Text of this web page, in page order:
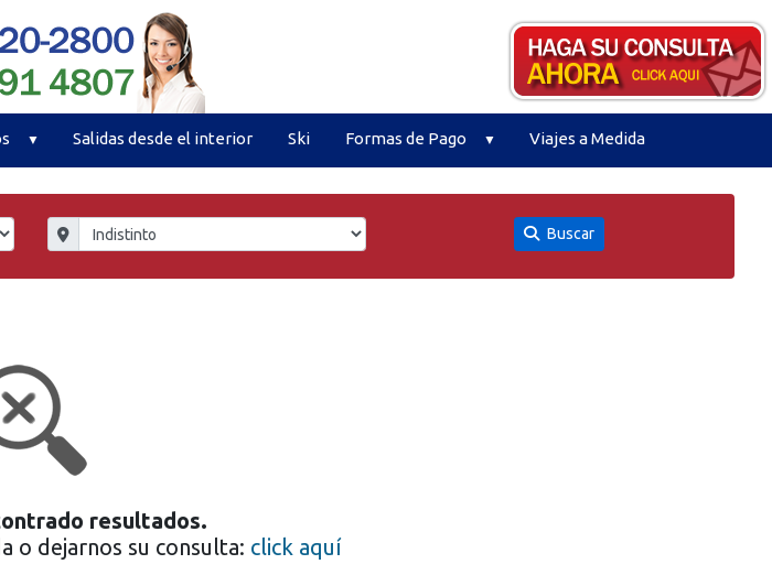
Salidas desde el interior Ski Formas de Pago Viajes a Medida
Buscar
resultados.
o dejarnos su consulta: click aquí